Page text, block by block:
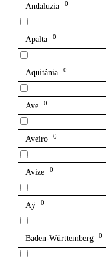
Andaluzia 0
Apalta 0
Aquitânia 0
Ave 0
Aveiro 0
Avize 0
Aÿ 0
Baden-Württemberg 0